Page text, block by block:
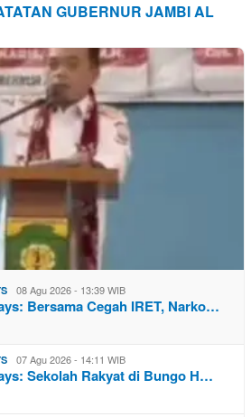
GUBERNUR JAMBI AL
08 Agu 2026 - 13:39 WIB
Bersama Cegah IRET, Narko…
07 Agu 2026 - 14:11 WIB
Sekolah Rakyat di Bungo H…